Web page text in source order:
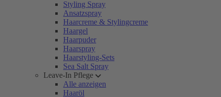
Styling Spray
Ansatzspray
Haarcreme & Stylingcreme
Haargel
Haarpuder
Haarspray
Haarstyling-Sets
Sea Salt Spray
Leave-In Pflege
Alle anzeigen
Haaröl